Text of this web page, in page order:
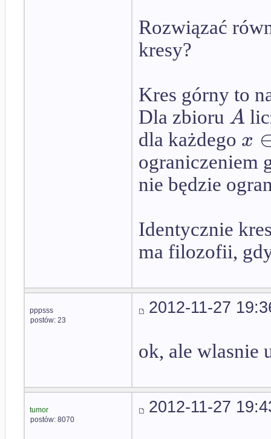
Rozwiązać
kresy?
Kres górny to
Dla zbioru A
dla każdego x
ograniczeniem
nie będzie
Identycznie
ma filozofii, gdy
pppsss
postów: 23
2012-11-27
ok, ale wlasnie
tumor
postów: 8070
2012-11-27